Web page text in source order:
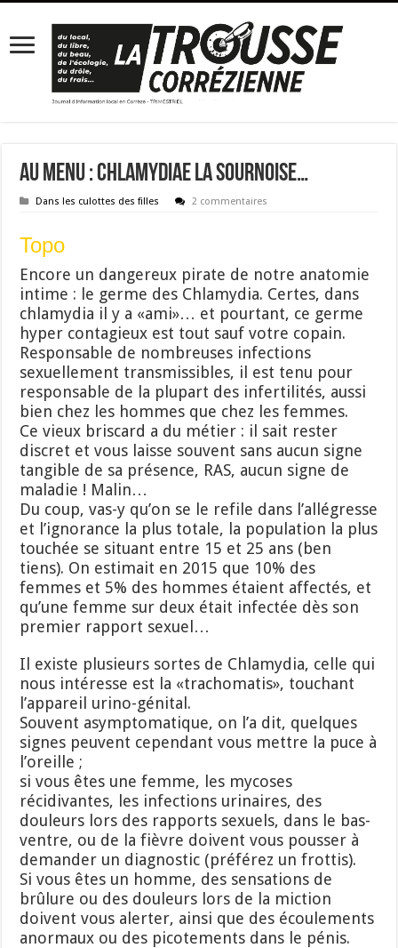
Au menu : Chlamydiae la sournoise…
Dans les culottes des filles 2 commentaires
Topo
Encore un dangereux pirate de notre anatomie
intime : le germe des Chlamydia. Certes, dans
chlamydia il y a «ami»… et pourtant, ce germe
hyper contagieux est tout sauf votre copain.
Responsable de nombreuses infections
sexuellement transmissibles, il est tenu pour
responsable de la plupart des infertilités, aussi
bien chez les hommes que chez les femmes.
Ce vieux briscard a du métier : il sait rester
discret et vous laisse souvent sans aucun signe
tangible de sa présence, RAS, aucun signe de
maladie ! Malin…
Du coup, vas-y qu’on se le refile dans l’allégresse
et l’ignorance la plus totale, la population la plus
touchée se situant entre 15 et 25 ans (ben
tiens). On estimait en 2015 que 10% des
femmes et 5% des hommes étaient affectés, et
qu’une femme sur deux était infectée dès son
premier rapport sexuel…
Il existe plusieurs sortes de Chlamydia, celle qui
nous intéresse est la «trachomatis», touchant
l’appareil urino-génital.
Souvent asymptomatique, on l’a dit, quelques
signes peuvent cependant vous mettre la puce à
l’oreille ;
si vous êtes une femme, les mycoses
récidivantes, les infections urinaires, des
douleurs lors des rapports sexuels, dans le bas-
ventre, ou de la fièvre doivent vous pousser à
demander un diagnostic (préférez un frottis).
Si vous êtes un homme, des sensations de
brûlure ou des douleurs lors de la miction
doivent vous alerter, ainsi que des écoulements
anormaux ou des picotements dans le pénis.